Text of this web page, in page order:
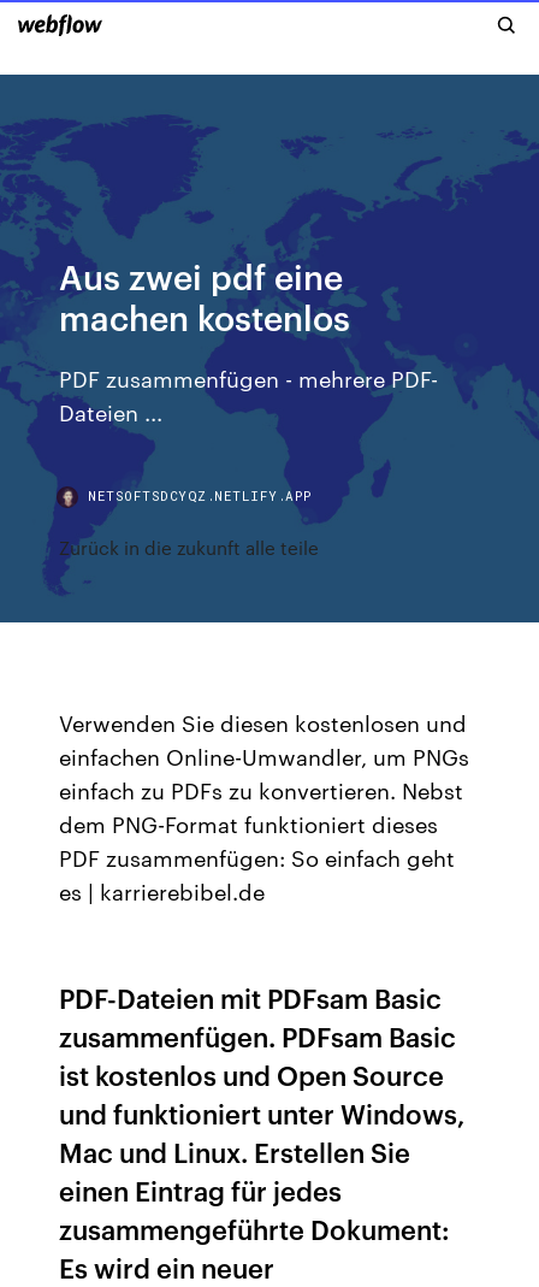
Aus zwei pdf eine
machen kostenlos
PDF zusammenfügen - mehrere PDF-
Dateien ...
NETSOFTSDCYQZ.NETLIFY.APP
Zurück in die zukunft alle teile
Verwenden Sie diesen kostenlosen und
einfachen Online-Umwandler, um PNGs
einfach zu PDFs zu konvertieren. Nebst
dem PNG-Format funktioniert dieses
PDF zusammenfügen: So einfach geht
es | karrierebibel.de
PDF-Dateien mit PDFsam Basic
zusammenfügen. PDFsam Basic
ist kostenlos und Open Source
und funktioniert unter Windows,
Mac und Linux. Erstellen Sie
einen Eintrag für jedes
zusammengeführte Dokument:
Es wird ein neuer